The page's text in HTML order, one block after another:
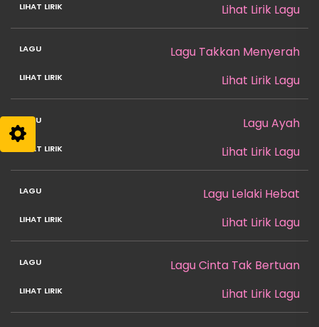
Lihat Lirik Lagu
Lagu Takkan Menyerah
Lihat Lirik Lagu
Lagu Ayah
Lihat Lirik Lagu
Lagu Lelaki Hebat
Lihat Lirik Lagu
Lagu Cinta Tak Bertuan
Lihat Lirik Lagu